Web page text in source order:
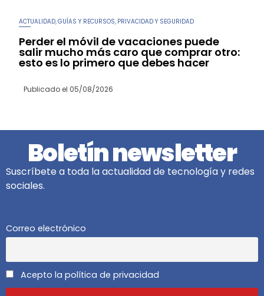
ACTUALIDAD ,GUÍAS Y RECURSOS PRIVACIDAD Y SEGURIDAD
Perder el móvil de vacaciones puede
salir mucho más caro que comprar otro:
esto es lo primero que debes hacer
Publicado el 05/08/2026
Boletín newsletter
Suscríbete a toda la actualidad de tecnología y redes
sociales.
Correo electrónico
Acepto la política de privacidad